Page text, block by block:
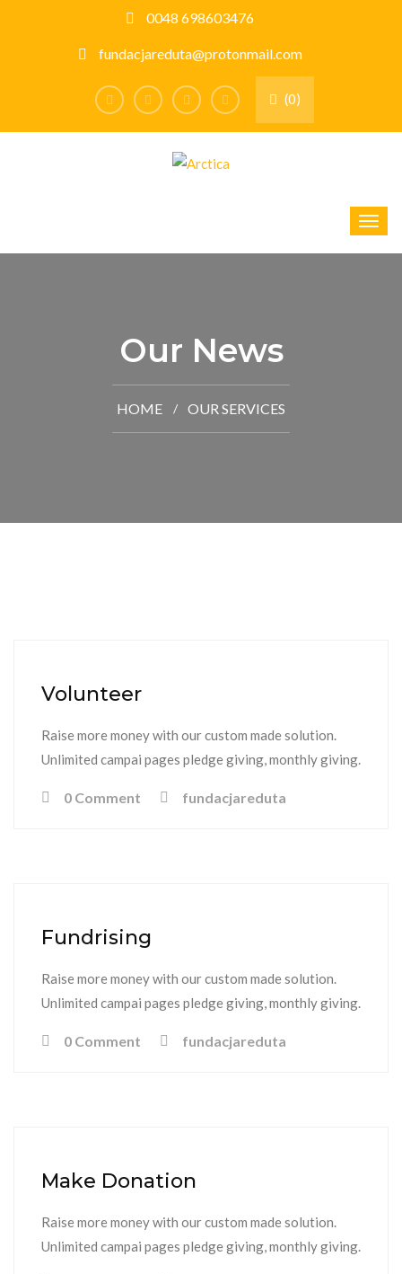
0048 698603476
fundacjareduta@protonmail.com
(0)
Our News
HOME OUR SERVICES
Volunteer
Raise more money with our custom made solution.
Unlimited campai pages pledge giving, monthly giving.
0 Comment fundacjareduta
Fundrising
Raise more money with our custom made solution.
Unlimited campai pages pledge giving, monthly giving.
0 Comment fundacjareduta
Make Donation
Raise more money with our custom made solution.
Unlimited campai pages pledge giving, monthly giving.